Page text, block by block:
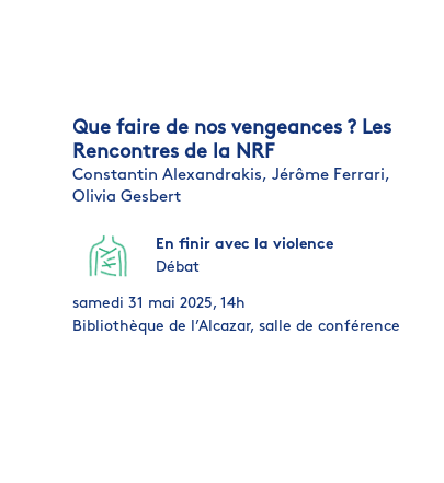
Que faire de nos vengeances ? Les
Rencontres de la NRF
Constantin Alexandrakis, Jérôme Ferrari,
Olivia Gesbert
En finir avec la violence
Débat
samedi 31 mai 2025, 14h
Bibliothèque de l’Alcazar, salle de conférence